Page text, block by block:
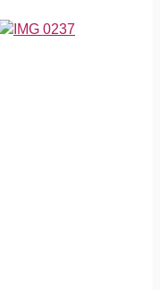
Zeige